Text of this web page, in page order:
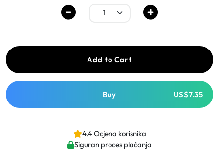
Add to Cart
Buy US$7.35
4.4 Ocjena korisnika
Siguran proces plaćanja